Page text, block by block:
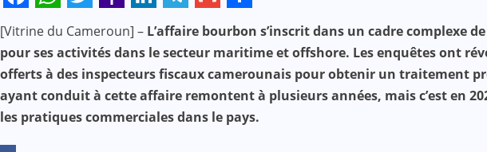
Facebook
WhatsApp
Twitter
Yahoo
Mail
LinkedIn
Telegram
Gmail
Share
[Vitrine du Cameroun] – L’affaire bourbon s’inscrit dans un cadre complexe
pour ses activités dans le secteur maritime et offshore. Les enquêtes ont
offerts à des inspecteurs fiscaux camerounais pour obtenir un traitement
ayant conduit à cette affaire remontent à plusieurs années, mais c’est en
les pratiques commerciales dans le pays.